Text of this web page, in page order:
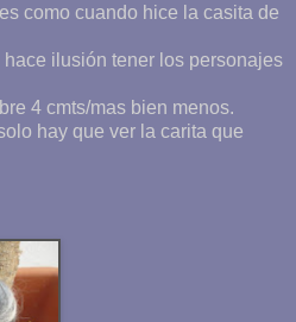
como cuando hice la casita de
ilusión tener los personajes
4 cmts/mas bien menos.
hay que ver la carita que